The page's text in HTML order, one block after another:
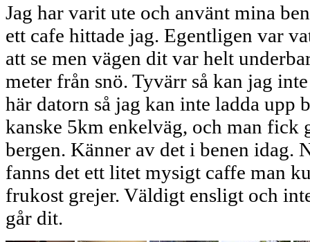
Jag har varit ute och använt mina
ett cafe hittade jag. Egentligen var
att se men vägen dit var helt
meter från snö. Tyvärr så kan jag
här datorn så jag kan inte ladda upp
kanske 5km enkelväg, och man fick
bergen. Känner av det i benen idag.
fanns det ett litet mysigt caffe man
frukost grejer. Väldigt ensligt och
går dit.